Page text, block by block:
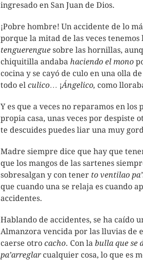
ingresado en San Juan de Dios.
¡Pobre hombre! Un accidente de lo
porque la mitad de las veces tenemos
tenguerengue sobre las hornillas,
chiquitilla andaba haciendo el mono
cocina y se cayó de culo en una olla
todo el culico… ¡Ángelico, como
Y es que a veces no reparamos en
propia casa, unas veces por despiste
te descuides puedes liar una muy
Madre siempre dice que hay que
que los mangos de las sartenes
sobresalgan y con tener to ventilao
que cuando una se relaja es cuando
accidentes.
Hablando de accidentes, se ha caído
Almanzora vencida por las lluvias de
caerse otro cacho. Con la bulla que se
pa’arreglarcualquier cosa, lo que es